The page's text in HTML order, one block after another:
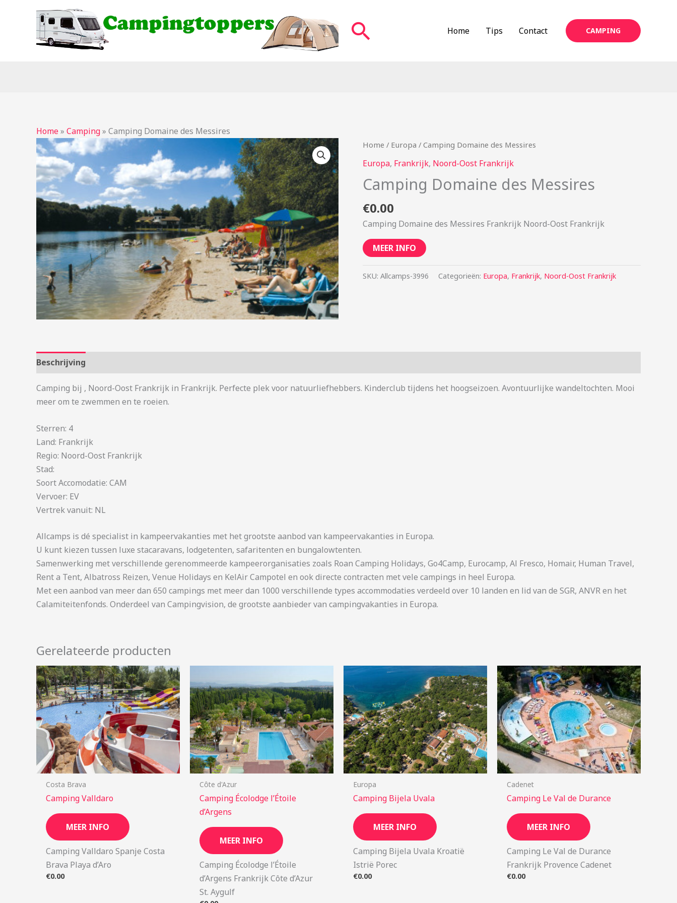
Zoeken Home Tips Contact CAMPING
Home» Camping» Camping Domaine des Messires
Home / Europa / Camping Domaine des Messires
Europa, Frankrijk, Noord-Oost Frankrijk
Camping Domaine des Messires
€0.00
Camping Domaine des Messires Frankrijk Noord-Oost Frankrijk
MEER INFO
SKU: Allcamps-3996 Categorieën: Europa, Frankrijk, Noord-Oost Frankrijk
Beschrijving
Camping bij , Noord-Oost Frankrijk in Frankrijk. Perfecte plek voor natuurliefhebbers. Kinderclub tijdens het hoogseizoen. Avontuurlijke wandeltochten. Mooi
meer om te zwemmen en te roeien.
Sterren: 4
Land: Frankrijk
Regio: Noord-Oost Frankrijk
Stad:
Soort Accomodatie: CAM
Vervoer: EV
Vertrek vanuit: NL
Allcamps is dé specialist in kampeervakanties met het grootste aanbod van kampeervakanties in Europa.
U kunt kiezen tussen luxe stacaravans, lodgetenten, safaritenten en bungalowtenten.
Samenwerking met verschillende gerenommeerde kampeerorganisaties zoals Roan Camping Holidays, Go4Camp, Eurocamp, Al Fresco, Homair, Human Travel,
Rent a Tent, Albatross Reizen, Venue Holidays en KelAir Campotel en ook directe contracten met vele campings in heel Europa.
Met een aanbod van meer dan 650 campings met meer dan 1000 verschillende types accommodaties verdeeld over 10 landen en lid van de SGR, ANVR en het
Calamiteitenfonds. Onderdeel van Campingvision, de grootste aanbieder van campingvakanties in Europa.
Gerelateerde producten
Costa Brava
Camping Valldaro
MEER INFO
Camping Valldaro Spanje Costa
Brava Playa d’Aro
€0.00
Côte d'Azur
Camping Écolodge l’Étoile
d’Argens
MEER INFO
Camping Écolodge l’Étoile
d’Argens Frankrijk Côte d’Azur
St. Aygulf
Europa
Camping Bijela Uvala
MEER INFO
Camping Bijela Uvala Kroatië
Istrië Porec
€0.00
Cadenet
Camping Le Val de Durance
MEER INFO
Camping Le Val de Durance
Frankrijk Provence Cadenet
€0.00